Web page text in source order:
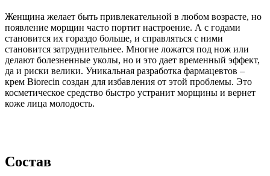
Женщина желает быть привлекательной в любом возрасте, но
появление морщин часто портит настроение. А с годами
становится их гораздо больше, и справляться с ними
становится затруднительнее. Многие ложатся под нож или
делают болезненные уколы, но и это дает временный эффект,
да и риски велики. Уникальная разработка фармацевтов –
крем Biorecin создан для избавления от этой проблемы. Это
косметическое средство быстро устранит морщины и вернет
коже лица молодость.
Состав